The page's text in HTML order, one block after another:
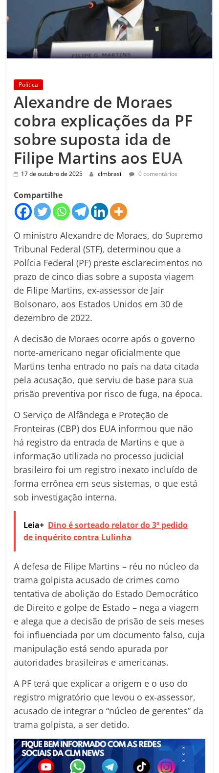
Política
Alexandre de Moraes
cobra explicações da PF
sobre suposta ida de
Filipe Martins aos EUA
17 de outubro de 2025 clmbrasil 0 comentários
Compartilhe
O ministro Alexandre de Moraes, do Supremo
Tribunal Federal (STF), determinou que a
Polícia Federal (PF) preste esclarecimentos no
prazo de cinco dias sobre a suposta viagem
de Filipe Martins, ex-assessor de Jair
Bolsonaro, aos Estados Unidos em 30 de
dezembro de 2022.
A decisão de Moraes ocorre após o governo
norte-americano negar oficialmente que
Martins tenha entrado no país na data citada
pela acusação, que serviu de base para sua
prisão preventiva por risco de fuga, na época.
O Serviço de Alfândega e Proteção de
Fronteiras (CBP) dos EUA informou que não
há registro da entrada de Martins e que a
informação utilizada no processo judicial
brasileiro foi um registro inexato incluído de
forma errônea em seus sistemas, o que está
sob investigação interna.
Leia+ Dino é sorteado relator do 3º pedido
de inquérito contra Lulinha
A defesa de Filipe Martins – réu no núcleo da
trama golpista acusado de crimes como
tentativa de abolição do Estado Democrático
de Direito e golpe de Estado – nega a viagem
e alega que a decisão de prisão de seis meses
foi influenciada por um documento falso, cuja
manipulação está sendo apurada por
autoridades brasileiras e americanas.
A PF terá que explicar a origem e o uso do
registro migratório que levou o ex-assessor,
acusado de integrar o “núcleo de gerentes” da
trama golpista, a ser detido.